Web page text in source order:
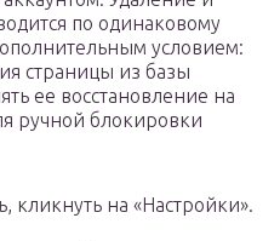
по одинаковому
условием:
страницы из базы
ее восстановление на
ручной блокировки
кликнуть на «Настройки».